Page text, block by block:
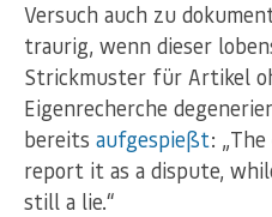
Versuch auch zu
traurig, wenn dieser
Strickmuster für Artikel
Eigenrecherche
bereits aufgespießt:
report it as a dispute,
still a lie.“